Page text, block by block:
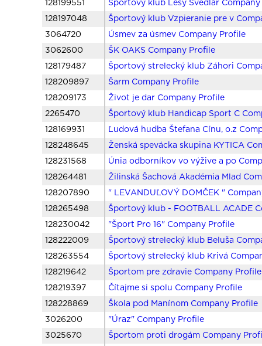
128199551
Športový klub Lesy Švedlár
128197048
Športový klub Vzpieranie pre v
3064720
Úsmev za úsmev Company Profile
3062600
ŠK OAKS Company Profile
128179487
Športový strelecký klub Záhori
128209897
Šarm Company Profile
128209173
Život je dar Company Profile
2265470
Športový klub Handicap Sport C
128169931
Ľudová hudba Štefana Cínu, o.z
128248645
Ženská spevácka skupina KYTICA
128231568
Únia odborníkov vo výžive a po
128264481
Žilinská Šachová Akadémia Mlad
128207890
" LEVANDUĽOVÝ DOMČEK "
128265498
Športový klub - FOOTBALL ACADE
128230042
"Šport Pro 16" Company Profile
128222009
Športový strelecký klub Beluša
128263554
Športový strelecký klub Krivá
128219642
Športom pre zdravie Company Profile
128219397
Čítajme si spolu Company Profile
128228869
Škola pod Manínom Company Profile
3026200
"Úraz" Company Profile
3025670
Športom proti drogám Company